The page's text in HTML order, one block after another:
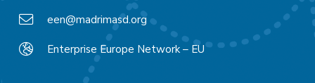
een@madrimasd.org
Enterprise Europe Network – EU